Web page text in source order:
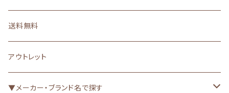
手作りごはん
ガム
ヘルスケア（お悩み別）▼
漢方
グレインフリー・アレルゲンカット
肉球・爪
消臭・消臭袋・お散歩グッズ
虫よけ
送料無料
アウトレット
▼メーカー・ブランド名で探す